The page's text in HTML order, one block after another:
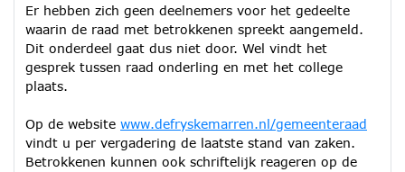
Er hebben zich geen deelnemers voor het gedeelte
waarin de raad met betrokkenen spreekt aangemeld.
Dit onderdeel gaat dus niet door. Wel vindt het
gesprek tussen raad onderling en met het college
plaats.
Op de website www.defryskemarren.nl/gemeenteraad
vindt u per vergadering de laatste stand van zaken.
Betrokkenen kunnen ook schriftelijk reageren op de